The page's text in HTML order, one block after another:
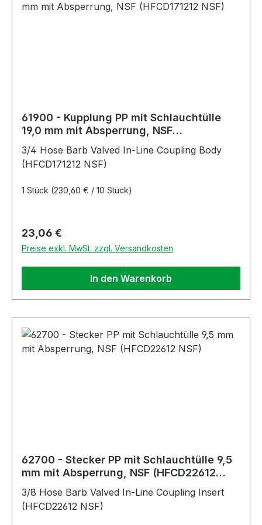
61900 - Kupplung PP mit Schlauchtülle
19,0 mm mit Absperrung, NSF
3/4 Hose Barb Valved In-Line Coupling Body
(HFCD171212 NSF)
1 Stück (230,60 € / 10 Stück)
Regulärer Preis:
23,06 €
Preise exkl. MwSt. zzgl. Versandkosten
In den Warenkorb
62700 - Stecker PP mit Schlauchtülle 9,5
mm mit Absperrung, NSF (HFCD22612
3/8 Hose Barb Valved In-Line Coupling Insert
(HFCD22612 NSF)